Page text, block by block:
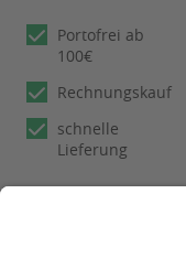
Portofrei ab
100€
Rechnungskauf
schnelle
Lieferung